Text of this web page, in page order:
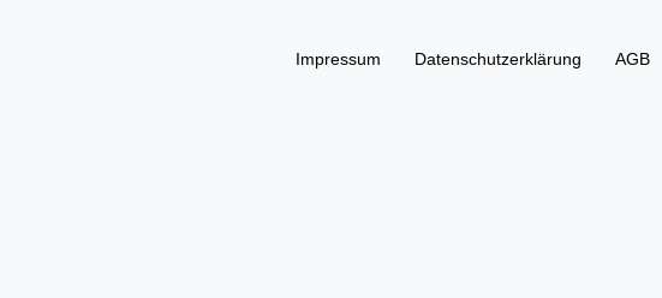
Impressum Daten­schutz­erklärung AGB